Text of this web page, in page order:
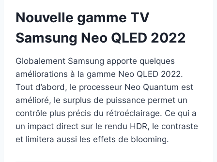
Nouvelle gamme TV
Samsung Neo QLED 2022
Globalement Samsung apporte quelques
améliorations à la gamme Neo QLED 2022.
Tout d’abord, le processeur Neo Quantum est
amélioré, le surplus de puissance permet un
contrôle plus précis du rétroéclairage. Ce qui a
un impact direct sur le rendu HDR, le contraste
et limitera aussi les effets de blooming.